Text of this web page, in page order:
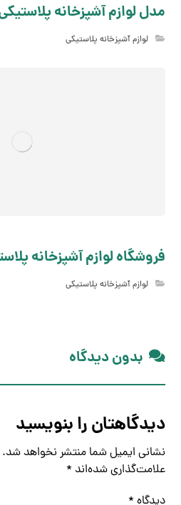
مدل لوازم آشپزخانه
لوازم آشپزخانه پلاستیکی
فروشگاه لوازم آشپزخانه
لوازم آشپزخانه پلاستیکی
بدون دیدگاه
دیدگاهتان را بنویسید
نشانی ایمیل شما منتشر نخواهد شد.
علامت‌گذاری شده‌اند *
دیدگاه *